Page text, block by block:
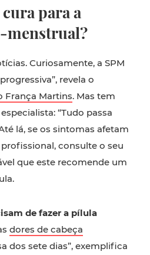
para a
menstrual?
Curiosamente, a SPM
revela o
França Martins. Mas tem
“Tudo passa
Até lá, se os sintomas afetam
consulte o seu
que este recomende um
de fazer a pílula
dores de cabeça
dos sete dias”, exemplifica